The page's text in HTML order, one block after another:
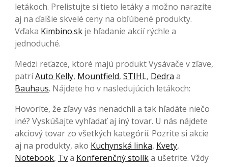
letákoch. Prelistujte si tieto letáky a možno narazíte
aj na ďalšie skvelé ceny na obľúbené produkty.
Vďaka Kimbino.sk je hľadanie akcií rýchle a
jednoduché.
Medzi reťazce, ktoré majú produkt Vysávače v zľave,
patríAuto Kelly, Mountfield, STIHL, Dedra a
Bauhaus. Nájdete ho v nasledujúcich letákoch:
Hovoríte, že zľavy vás nenadchli a tak hľadáte niečo
iné? Vyskúšajte vyhľadať aj iný tovar. U nás nájdete
akciový tovar zo všetkých kategórií. Pozrite si akcie
aj na produkty, ako Kuchynská linka, Kvety,
Notebook, Tva Konferenčný stolíka ušetrite. Vždy